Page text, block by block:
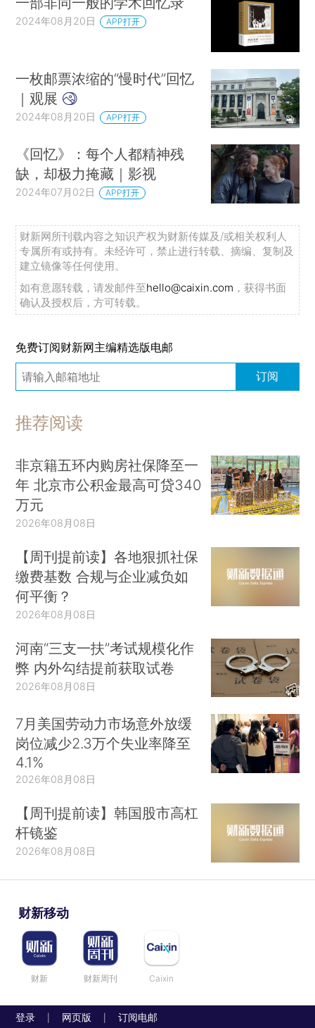
2024年08月20日 APP打开
一枚邮票浓缩的“慢时代”回忆
｜观展
2024年08月20日 APP打开
《回忆》：每个人都精神残
缺，却极力掩藏｜影视
2024年07月02日 APP打开
财新网所刊载内容之知识产权为财新传媒及/或相关权利人
专属所有或持有。未经许可，禁止进行转载、摘编、复制及
建立镜像等任何使用。
如有意愿转载，请发邮件至hello@caixin.com ，获得书面
确认及授权后，方可转载。
免费订阅财新网主编精选版电邮
订阅
推荐阅读
非京籍五环内购房社保降至一
年 北京市公积金最高可贷340
万元
2026年08月08日
【周刊提前读】各地狠抓社保
缴费基数 合规与企业减负如
何平衡？
2026年08月08日
河南“三支一扶”考试规模化作
弊 内外勾结提前获取试卷
2026年08月08日
7月美国劳动力市场意外放缓
岗位减少2.3万个失业率降至
4.1%
2026年08月08日
【周刊提前读】韩国股市高杠
杆镜鉴
2026年08月08日
财新移动
财新 财新周刊 Caixin
登录 网页版 订阅电邮